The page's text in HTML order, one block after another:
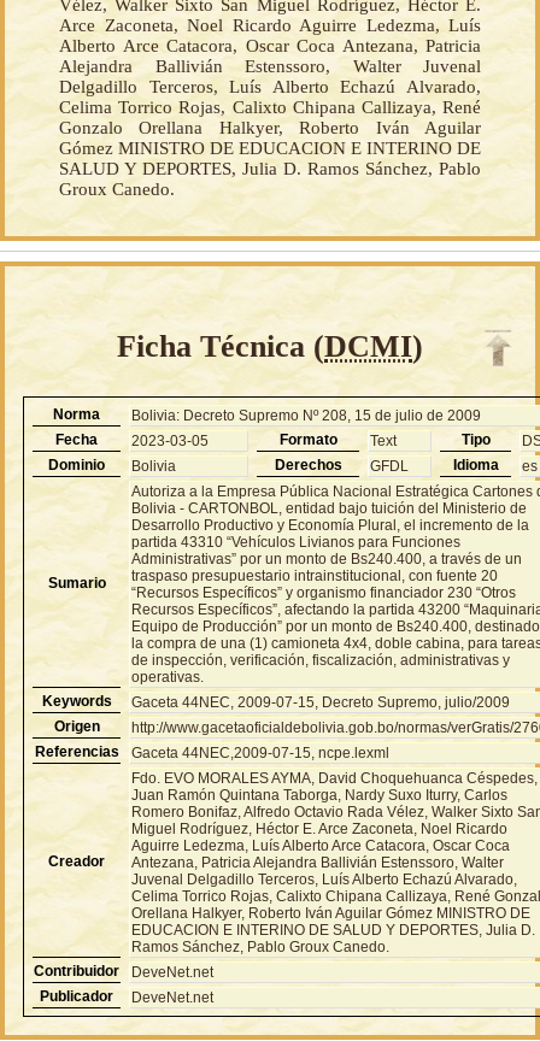
Vélez, Walker Sixto San Miguel Rodríguez, Héctor E.
Arce Zaconeta, Noel Ricardo Aguirre Ledezma, Luís
Alberto Arce Catacora, Oscar Coca Antezana, Patricia
Alejandra Ballivián Estenssoro, Walter Juvenal
Delgadillo Terceros, Luís Alberto Echazú Alvarado,
Celima Torrico Rojas, Calixto Chipana Callizaya, René
Gonzalo Orellana Halkyer, Roberto Iván Aguilar
Gómez MINISTRO DE EDUCACION E INTERINO DE
SALUD Y DEPORTES, Julia D. Ramos Sánchez, Pablo
Groux Canedo.
Ficha Técnica (DCMI)
Norma
Bolivia: Decreto Supremo Nº 208, 15 de julio de 2009
Fecha
2023-03-05 Formato Text Tipo
Dominio
Bolivia Derechos GFDL Idioma es
Sumario
Autoriza a la Empresa Pública Nacional Estratégica Cartones
Bolivia - CARTONBOL, entidad bajo tuición del Ministerio de
Desarrollo Productivo y Economía Plural, el incremento de la
partida 43310 “Vehículos Livianos para Funciones
Administrativas” por un monto de Bs240.400, a través de un
traspaso presupuestario intrainstitucional, con fuente 20
“Recursos Específicos” y organismo financiador 230 “Otros
Recursos Específicos”, afectando la partida 43200
Equipo de Producción” por un monto de Bs240.400,
la compra de una (1) camioneta 4x4, doble cabina, para
de inspección, verificación, fiscalización, administrativas y
operativas.
Keywords
Gaceta 44NEC, 2009-07-15, Decreto Supremo, julio/2009
Origen
http://www.gacetaoficialdebolivia.gob.bo/normas/verGratis/
Referencias
Gaceta 44NEC,2009-07-15, ncpe.lexml
Creador
Fdo. EVO MORALES AYMA, David Choquehuanca Céspedes,
Juan Ramón Quintana Taborga, Nardy Suxo Iturry, Carlos
Romero Bonifaz, Alfredo Octavio Rada Vélez, Walker Sixto
Miguel Rodríguez, Héctor E. Arce Zaconeta, Noel Ricardo
Aguirre Ledezma, Luís Alberto Arce Catacora, Oscar Coca
Antezana, Patricia Alejandra Ballivián Estenssoro, Walter
Juvenal Delgadillo Terceros, Luís Alberto Echazú Alvarado,
Celima Torrico Rojas, Calixto Chipana Callizaya, René
Orellana Halkyer, Roberto Iván Aguilar Gómez MINISTRO DE
EDUCACION E INTERINO DE SALUD Y DEPORTES, Julia D.
Ramos Sánchez, Pablo Groux Canedo.
Contribuidor
DeveNet.net
Publicador
DeveNet.net